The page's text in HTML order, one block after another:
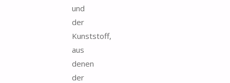
und
der
Kunststoff,
aus
denen
der